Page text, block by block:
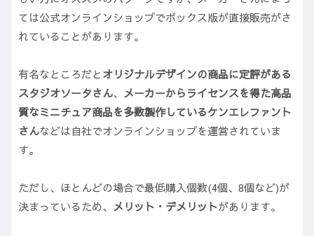
ては公式オンラインショップでボックス版が直接販売がさ
れていることがあります。
有名なところだとオリジナルデザインの商品に定評がある
スタジオソータさん、 メーカーからライセンスを得た高品
質なミニチュア商品を多数製作しているケンエレファント
さんなどは自社でオンラインショップを運営されていま
す。
ただし、ほとんどの場合で最低購入個数(4個、8個など)が
決まっているため、 メリット・デメリットがあります。